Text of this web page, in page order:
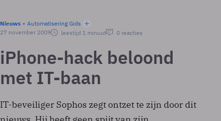
Nieuws
Automatisering Gids
27 november 2009
leestijd 1 minuut 0 reacties
iPhone-hack beloond
met IT-baan
IT-beveiliger Sophos zegt ontzet te zijn door dit